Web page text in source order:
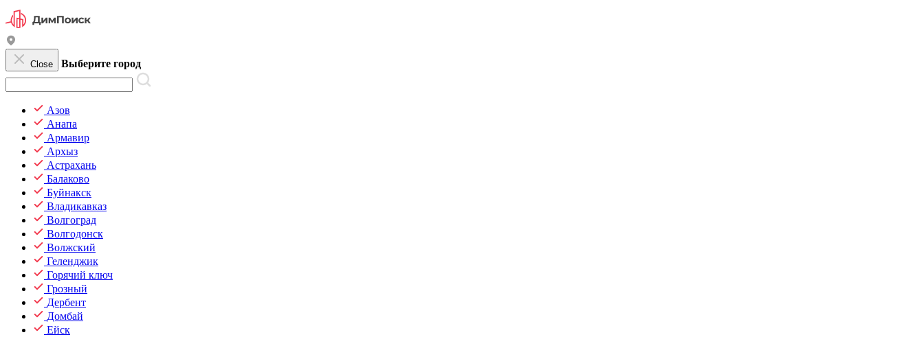
Close Выберите город
Азов
Анапа
Армавир
Архыз
Астрахань
Балаково
Буйнакск
Владикавказ
Волгоград
Волгодонск
Волжский
Геленджик
Горячий ключ
Грозный
Дербент
Домбай
Ейск